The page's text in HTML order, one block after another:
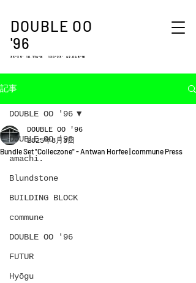
DOUBLE OO
'96
33°35′ 10.774″N 130°23′ 42.048″W
記事
DOUBLE OO '96
amachi.
Blundstone
BUILDING BLOCK
commune
DOUBLE OO '96
FUTUR
Hyōgu
DOUBLE OO '96
Bundle Set "Colleczone" - Antwan Horfee | commune Press
DOUBLE OO '96
2025年8月3日